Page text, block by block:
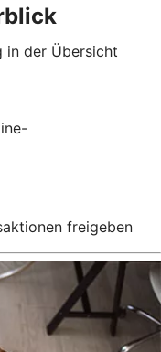
in der Übersicht
freigeben